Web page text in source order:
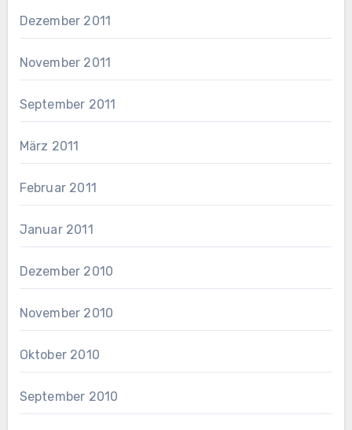
Dezember 2011
November 2011
September 2011
März 2011
Februar 2011
Januar 2011
Dezember 2010
November 2010
Oktober 2010
September 2010